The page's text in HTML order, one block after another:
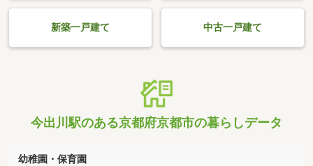
新築一戸建て 中古一戸建て
今出川駅のある京都府京都市の暮らしデータ
幼稚園・保育園